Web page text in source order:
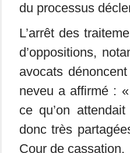
du processus
L’arrêt des
d’oppositions,
avocats
neveu a affirmé : «
ce qu’on
donc très
Cour de cassation.